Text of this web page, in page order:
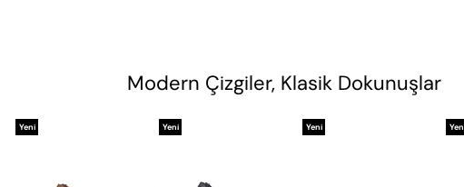
Modern Çizgiler, Klasik Dokunuşlar
Yeni
Yeni
Yeni